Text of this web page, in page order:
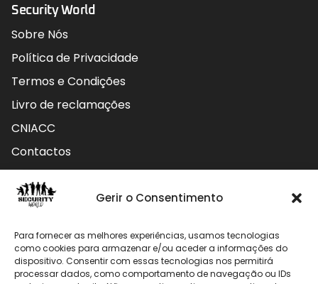
Gerir o Consentimento
Para fornecer as melhores experiências, usamos tecnologias
como cookies para armazenar e/ou aceder a informações do
dispositivo. Consentir com essas tecnologias nos permitirá
processar dados, como comportamento de navegação ou IDs
Security World
Sobre Nós
Política de Privacidade
Termos e Condições
Livro de reclamações
CNIACC
Contactos
Contactos
912 009 740 (Chamada para rede móvel nacional)
geral@securityworld.pt